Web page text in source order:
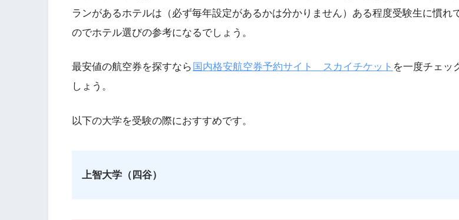
ランがあるホテルは（必ず毎年設定があるかは分かりません）ある程度受験生に慣れ
のでホテル選びの参考になるでしょう。
最安値の航空券を探すなら 国内格安航空券予約サイト スカイチケット を一度チェッ
しょう。
以下の大学を受験の際におすすめです。
上智大学（四谷）